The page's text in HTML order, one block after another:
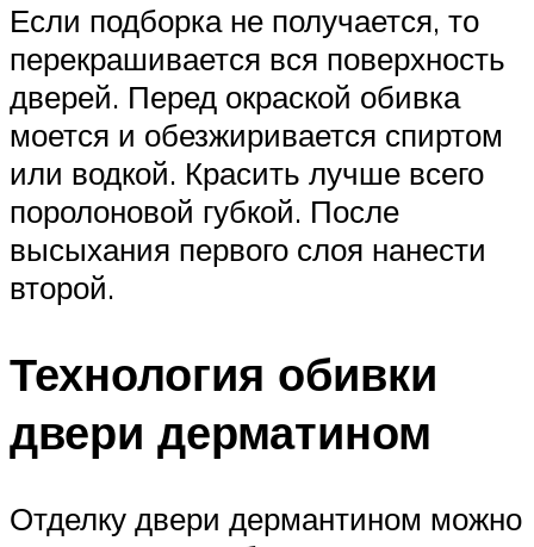
Если подборка не получается, то
перекрашивается вся поверхность
дверей. Перед окраской обивка
моется и обезжиривается спиртом
или водкой. Красить лучше всего
поролоновой губкой. После
высыхания первого слоя нанести
второй.
Технология обивки
двери дерматином
Отделку двери дермантином можно